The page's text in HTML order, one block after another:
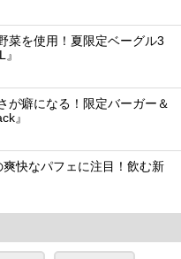
菜を使用！夏限定ベーグル3
が癖になる！限定バーガー＆
』
快なパフェに注目！飲む新